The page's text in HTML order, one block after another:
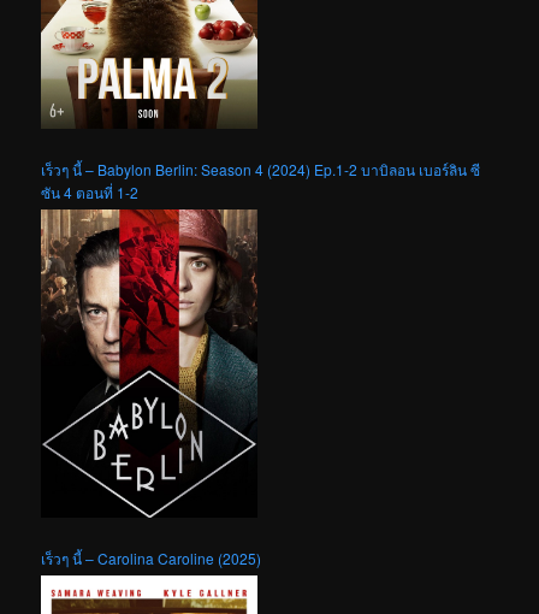
เร็วๆ นี้ – Babylon Berlin: Season 4 (2024) Ep.1-2 บาบิลอน เบอร์ลิน ซี
ซัน 4 ตอนที่ 1-2
เร็วๆ นี้ – Carolina Caroline (2025)